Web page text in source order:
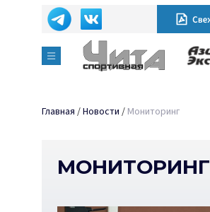
Главная /Новости / Мониторинг
МОНИТОРИНГ